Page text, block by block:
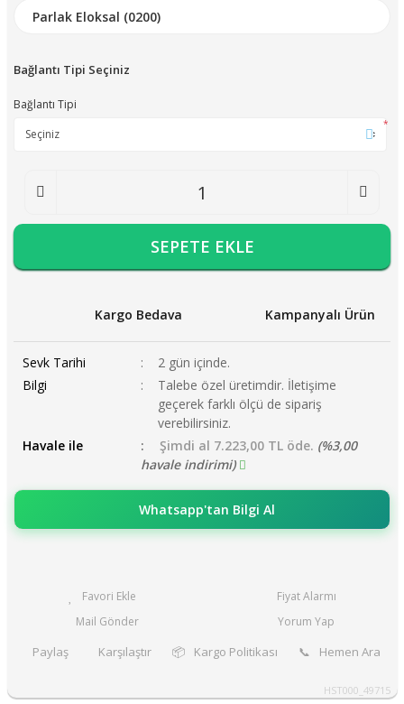
Bağlantı Tipi Seçiniz
Bağlantı Tipi
*
SEPETE EKLE
Kargo Bedava Kampanyalı Ürün
Sevk Tarihi
2 gün içinde.
Bilgi
Talebe özel üretimdir. İletişime
geçerek farklı ölçü de sipariş
verebilirsiniz.
Havale ile
Şimdi al 7.223,00 TL öde. (%3,00
havale indirimi)
Whatsapp'tan Bilgi Al
Fiyat Alarmı
Mail Gönder
Yorum Yap
Paylaş Karşılaştır 📦 Kargo Politikası 📞 Hemen Ara
HST000_49715